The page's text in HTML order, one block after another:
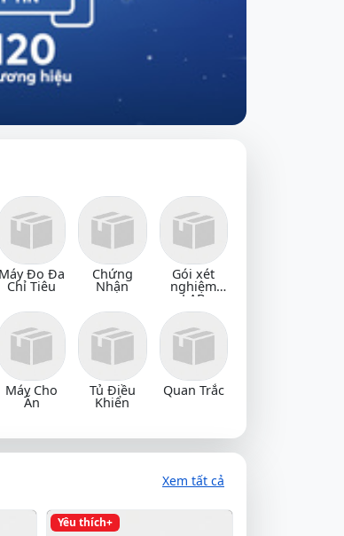
Máy Đo Đa
Chỉ Tiêu
Chứng
Nhận
Gói xét
nghiệm
LAB
Máy Cho
Ăn
Tủ Điều
Khiển
Quan Trắc
Xem tất cả
Yêu thích+